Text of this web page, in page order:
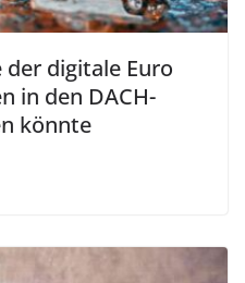
digitale Euro
in den DACH-
könnte